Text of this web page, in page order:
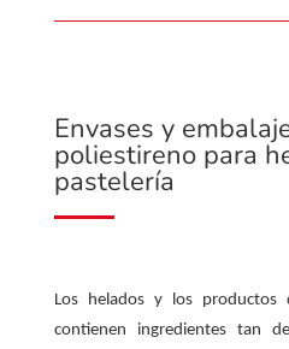
Envases y
poliestireno para
pastelería
Los helados y los productos
contienen ingredientes tan